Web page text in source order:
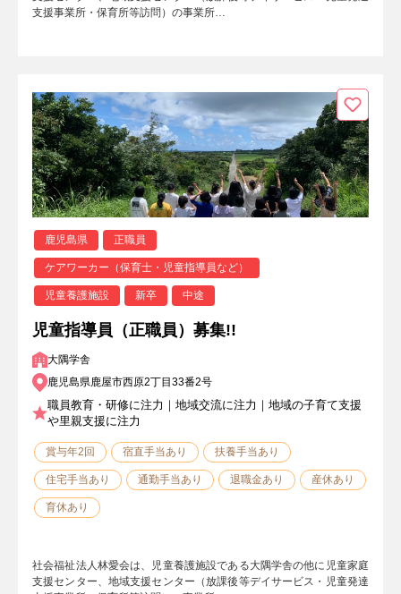
支援事業所・保育所等訪問）の事業所…
鹿児島県 正職員
ケアワーカー（保育士・児童指導員など）
児童養護施設 新卒 中途
児童指導員（正職員）募集!!
大隅学舎
鹿児島県鹿屋市西原2丁目33番2号
職員教育・研修に注力｜地域交流に注力｜地域の子育て支援
や里親支援に注力
賞与年2回 宿直手当あり 扶養手当あり
住宅手当あり 通勤手当あり 退職金あり 産休あり
育休あり
社会福祉法人林愛会は、児童養護施設である大隅学舎の他に児童家庭
支援センター、地域支援センター（放課後等デイサービス・児童発達